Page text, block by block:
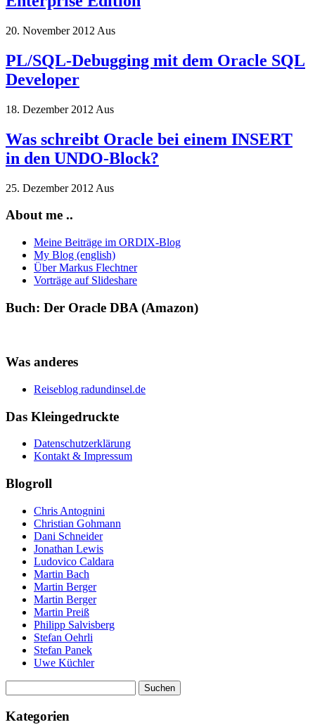
20. November 2012 Aus
PL/SQL-Debugging mit dem Oracle SQL
Developer
18. Dezember 2012 Aus
Was schreibt Oracle bei einem INSERT
in den UNDO-Block?
25. Dezember 2012 Aus
About me ..
Meine Beiträge im ORDIX-Blog
My Blog (english)
Über Markus Flechtner
Vorträge auf Slideshare
Buch: Der Oracle DBA (Amazon)
Was anderes
Reiseblog radundinsel.de
Das Kleingedruckte
Datenschutzerklärung
Kontakt & Impressum
Blogroll
Chris Antognini
Christian Gohmann
Dani Schneider
Jonathan Lewis
Ludovico Caldara
Martin Bach
Martin Berger
Martin Berger
Martin Preiß
Philipp Salvisberg
Stefan Oehrli
Stefan Panek
Uwe Küchler
nach:
Kategorien